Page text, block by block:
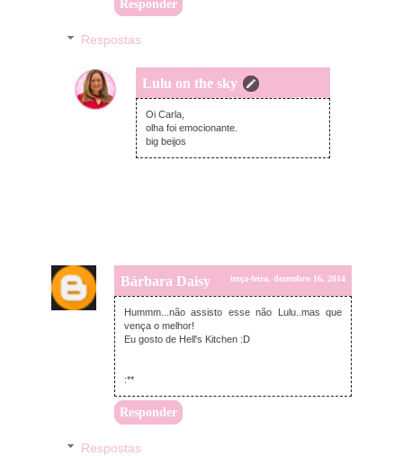
Responder
Respostas
Lulu on the sky
quarta-feira, dezembro 17, 2014
Oi Carla,
olha foi emocionante.
big beijos
Bárbara Daisy terça-feira, dezembro 16, 2014
Hummm...não assisto esse não Lulu..mas que
vença o melhor!
Eu gosto de Hell's Kitchen :D
:**
Responder
Respostas